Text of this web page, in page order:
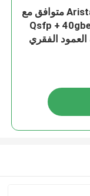
Arista QSFP-40G-SR4 متوافق مع
Qsfp +
العمود الفقري